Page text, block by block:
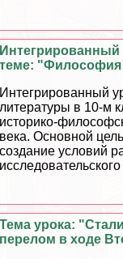
Интегрированный
теме: "Философия
Интегрированный
литературы в 10-м
историко-
века. Основной
создание условий
Тема урока:
перелом в ходе